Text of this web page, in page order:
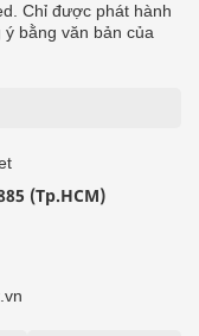
Chỉ được phát hành
bằng văn bản của
(Tp.HCM)